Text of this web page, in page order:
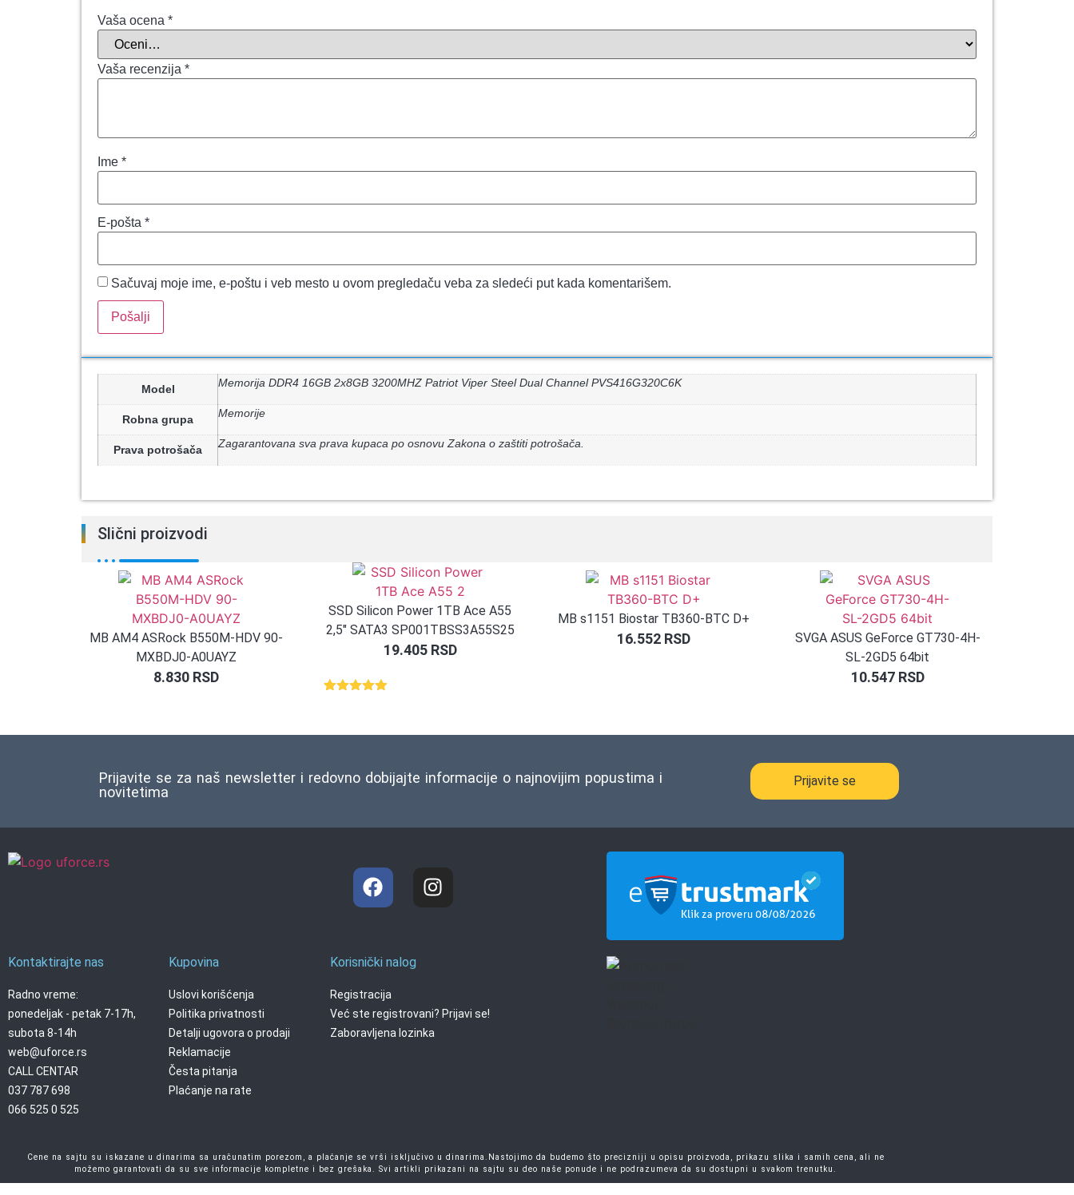
Vaša ocena *
Vaša recenzija *
Ime *
E-pošta *
Sačuvaj moje ime, e-poštu i veb mesto u ovom pregledaču veba za sledeći put kada komentarišem.
Model Memorija DDR4 16GB 2x8GB 3200MHZ Patriot Viper Steel Dual Channel PVS416G320C6K
Robna grupa Memorije
Prava potrošača Zagarantovana sva prava kupaca po osnovu Zakona o zaštiti potrošača.
Slični proizvodi
MB AM4 ASRock B550M-HDV 90-
MXBDJ0-A0UAYZ
8.830 RSD
SSD Silicon Power 1TB Ace A55
2,5″ SATA3 SP001TBSS3A55S25
19.405 RSD
ocene
MB s1151 Biostar TB360-BTC D+
16.552 RSD
SVGA ASUS GeForce GT730-4H-
SL-2GD5 64bit
10.547 RSD
Prijavite se za naš newsletter i redovno dobijajte informacije o najnovijim popustima i
novitetima
Prijavite se
Kontaktirajte nas
Radno vreme:
ponedeljak - petak 7-17h,
subota 8-14h
web@uforce.rs
CALL CENTAR
037 787 698
066 525 0 525
Kupovina
Uslovi korišćenja
Politika privatnosti
Detalji ugovora o prodaji
Reklamacije
Česta pitanja
Plaćanje na rate
Korisnički nalog
Registracija
Već ste registrovani? Prijavi se!
Zaboravljena lozinka
Cene na sajtu su iskazane u dinarima sa uračunatim porezom, a plaćanje se vrši isključivo u dinarima.Nastojimo da budemo što precizniji u opisu proizvoda, prikazu slika i samih cena, ali ne
možemo garantovati da su sve informacije kompletne i bez grešaka. Svi artikli prikazani na sajtu su deo naše ponude i ne podrazumeva da su dostupni u svakom trenutku.